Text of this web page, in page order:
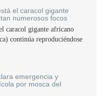
el caracol gigante
numerosos focos
caracol gigante africano
continúa reproduciéndose
emergencia y
por mosca del